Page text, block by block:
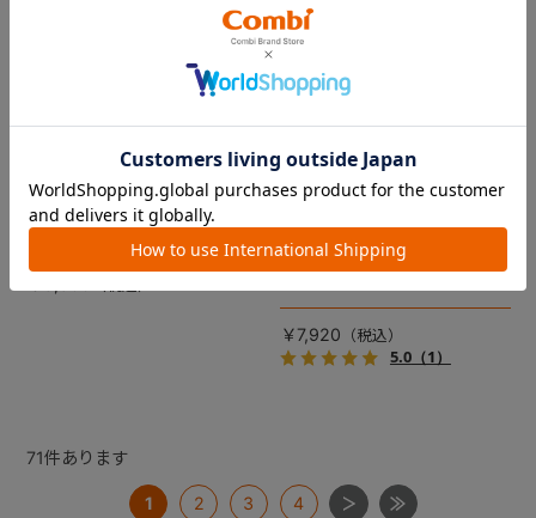
コムペット リバーシブルコン
裏面は接触冷感生地で暑い季
節も快適！ペットカートをお
しゃれに・かわいく・かっこ
DRAGON QUEST PETs コン
フォートクッション スライム
【コムペット ペットカート
用】
愛車の目印に！ふわふわ生地
あごのせクッション。
￥7,920
5.0（1）
71件あります
1 2 3 4